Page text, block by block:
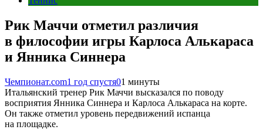
Рик Маччи отметил различия
в философии игры Карлоса Алькараса
и Янника Синнера
Чемпионат.com1 год спустя01 минуты
Итальянский тренер Рик Маччи высказался по поводу
восприятия Янника Синнера и Карлоса Алькараса на корте.
Он также отметил уровень передвижений испанца
на площадке.